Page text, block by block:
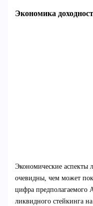
Экономика
Экономические аспекты
очевидны, чем может
цифра предполагаемого
ликвидного стейкинга